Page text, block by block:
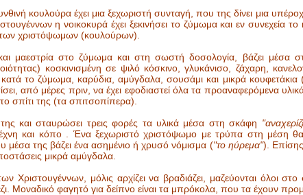
κουλούρα έχει μια ξεχωριστή συνταγή, που της δίνει μια
η νοικοκυρά έχει ξεκινήσει το ζύμωμα και εν συνεχεία
χριστόψωμων (κουλούρων).
και μαεστρία στο ζύμωμα και στη σωστή δοσολογία, βάζει μέσα
κοσκινισμένη σε ψιλό κόσκινο, γλυκάνισο, ζάχαρη,
κατά το ζύμωμα, καρύδια, αμύγδαλα, σουσάμι και μικρά
από μέρες πριν, να έχει εφοδιαστεί όλα τα προαναφερόμενα
σπίτι της (τα σπιτσοπίπερα).
και σταυρώσει τρεις φορές τα υλικά μέσα στη σκάφη
και κόπο . Ένα ξεχωριστό χριστόψωμο με τρύπα στη μέση θα
μέσα της βάζει ένα ασημένιο ή χρυσό νόμισμα ("το ηύρεμα").
μικρά αμύγδαλα.
Χριστουγέννων, μόλις αρχίζει να βραδιάζει, μαζεύονται όλοι
Μοναδικό φαγητό για δείπνο είναι τα μπρόκολα, που τα έχουν